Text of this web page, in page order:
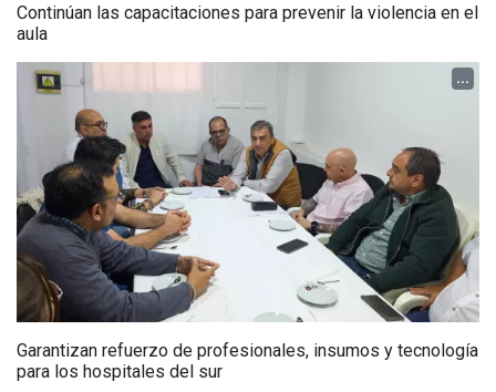
Continúan las capacitaciones para prevenir la violencia en el
aula
...
Garantizan refuerzo de profesionales, insumos y tecnología
para los hospitales del sur